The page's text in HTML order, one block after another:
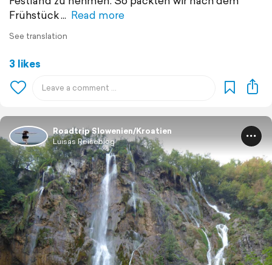
Frühstück
Read more
See translation
3 likes
Roadtrip Slowenien/Kroatien
Luisas Reiseblog